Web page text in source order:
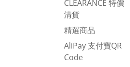
CLEARANCE 特價
清貨
精選商品
AliPay 支付寶QR
Code